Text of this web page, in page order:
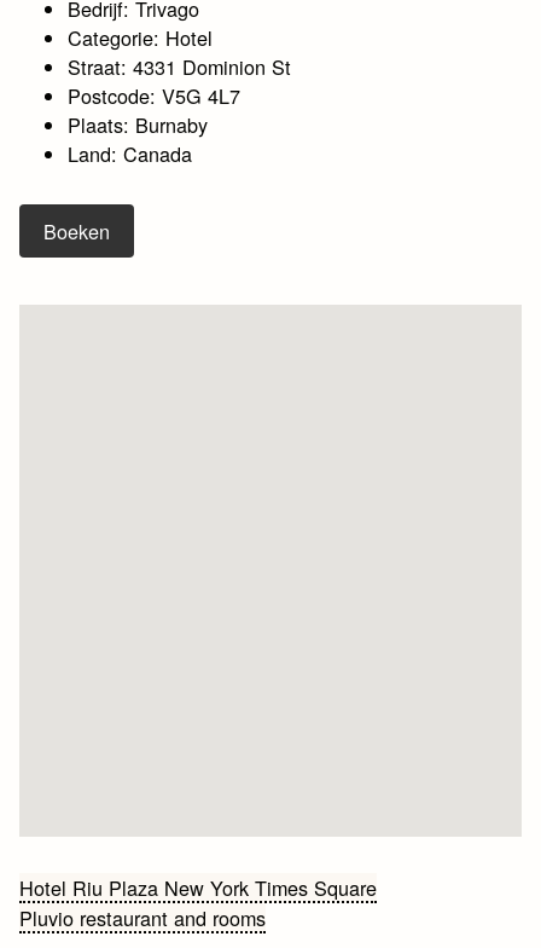
Bedrijf: Trivago
Categorie: Hotel
Straat: 4331 Dominion St
Postcode: V5G 4L7
Plaats: Burnaby
Land: Canada
Boeken
Bericht
navigatie
Hotel Riu Plaza New York Times Square
Pluvio restaurant and rooms